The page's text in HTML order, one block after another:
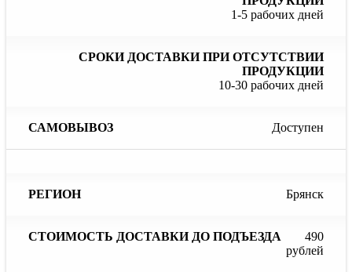
1-5 рабочих дней
10-30 рабочих дней
Доступен
Брянск
490
рублей